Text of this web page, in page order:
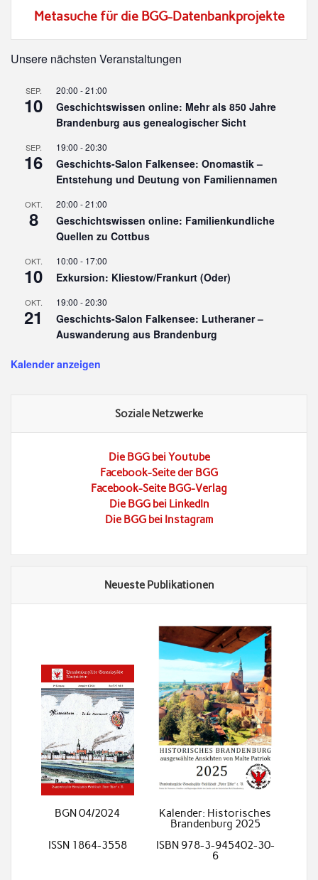
Metasuche für die BGG-Datenbankprojekte
Unsere nächsten Veranstaltungen
SEP.
10
20:00 -21:00
Geschichtswissen online: Mehr als 850 Jahre
Brandenburg aus genealogischer Sicht
SEP.
16
19:00 -20:30
Geschichts-Salon Falkensee: Onomastik –
Entstehung und Deutung von Familiennamen
OKT.
8
20:00 -21:00
Geschichtswissen online: Familienkundliche
Quellen zu Cottbus
OKT.
10
10:00 - 17:00
Exkursion: Kliestow/Frankurt (Oder)
OKT.
21
19:00 -20:30
Geschichts-Salon Falkensee: Lutheraner –
Auswanderung aus Brandenburg
Kalender anzeigen
Soziale Netzwerke
Die BGG bei Youtube
Facebook-Seite der BGG
Facebook-Seite BGG-Verlag
Die BGG bei LinkedIn
Die BGG bei Instagram
Neueste Publikationen
BGN 04/2024
Kalender: Historisches
Brandenburg 2025
ISSN 1864-3558
ISBN 978-3-945402-30-
6